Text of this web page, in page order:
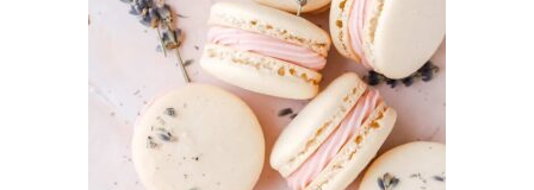
több
variációja
van.
A
változatok